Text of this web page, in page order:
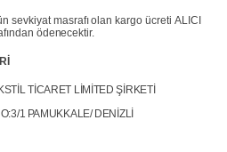
sevkiyat masrafı olan kargo ücreti ALICI
ödenecektir.
TİCARET LİMİTED ŞİRKETİ
1 PAMUKKALE/ DENİZLİ